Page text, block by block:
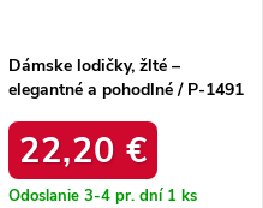
Dámske lodičky, žlté –
elegantné a pohodlné / P-1491
22,20 €
Odoslanie 3-4 pr. dní 1 ks